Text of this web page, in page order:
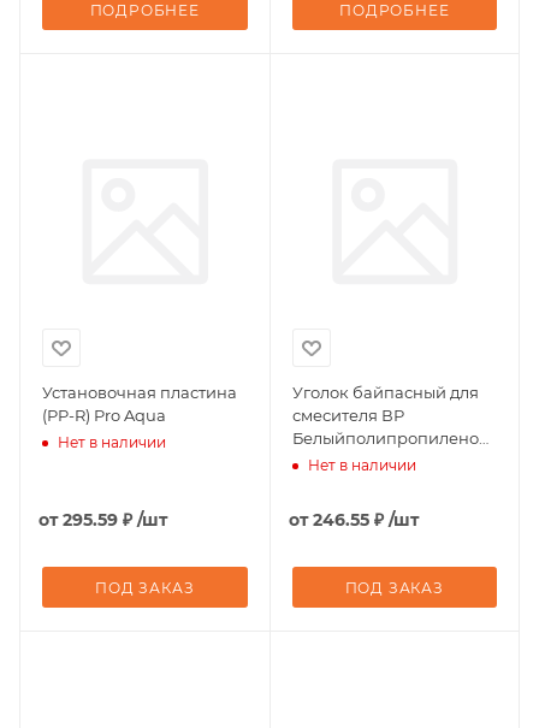
ПОДРОБНЕЕ ПОДРОБНЕЕ
Установочная пластина
(PP-R) Pro Aqua
Нет в наличии
от295.59 ₽ /шт
ПОД ЗАКАЗ
Уголок байпасный для
смесителя ВР
Белыйполипропиленовый
20 х 1/2" Pro Aqua
Нет в наличии
от246.55 ₽ /шт
ПОД ЗАКАЗ